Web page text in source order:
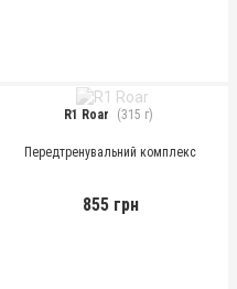
R1 Roar (315 г)
Передтренувальний комплекс
855 грн